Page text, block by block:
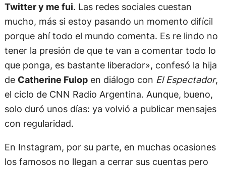
Twitter y me fui. Las redes sociales cuestan
mucho, más si estoy pasando un momento difícil
porque ahí todo el mundo comenta. Es re lindo no
tener la presión de que te van a comentar todo lo
que ponga, es bastante liberador», confesó la hija
de Catherine Fulopen diálogo con El Espectador,
el ciclo de CNN Radio Argentina. Aunque, bueno,
solo duró unos días: ya volvió a publicar mensajes
con regularidad.
En Instagram, por su parte, en muchas ocasiones
los famosos no llegan a cerrar sus cuentas pero